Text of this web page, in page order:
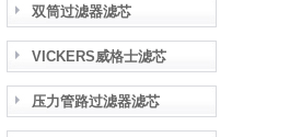
双筒过滤器滤芯
VICKERS威格士滤芯
压力管路过滤器滤芯